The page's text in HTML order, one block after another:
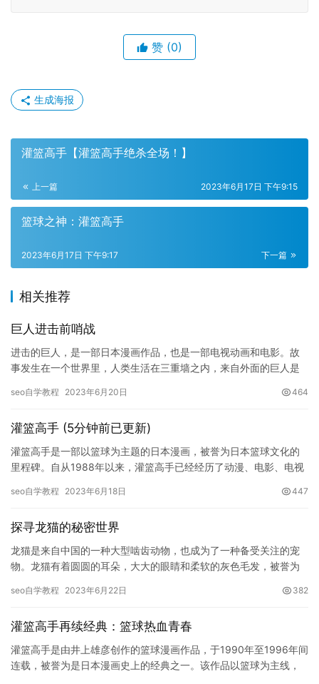
赞 (0)
生成海报
灌篮高手【灌篮高手绝杀全场！】
上一篇 2023年6月17日 下午9:15
篮球之神：灌篮高手
下一篇
2023年6月17日 下午9:17
相关推荐
巨人进击前哨战
进击的巨人，是一部日本漫画作品，也是一部电视动画和电影。故
事发生在一个世界里，人类生活在三重墙之内，来自外面的巨人是
眼目…
seo自学教程 2023年6月20日 464
灌篮高手 (5分钟前已更新)
灌篮高手是一部以篮球为主题的日本漫画，被誉为日本篮球文化的
里程碑。自从1988年以来，灌篮高手已经经历了动漫、电影、电视
作…
seo自学教程 2023年6月18日 447
探寻龙猫的秘密世界
龙猫是来自中国的一种大型啮齿动物，也成为了一种备受关注的宠
物。龙猫有着圆圆的耳朵，大大的眼睛和柔软的灰色毛发，被誉为
存…
seo自学教程 2023年6月22日 382
灌篮高手再续经典：篮球热血青春
灌篮高手是由井上雄彦创作的篮球漫画作品，于1990年至1996年间
连载，被誉为是日本漫画史上的经典之一。该作品以篮球为主线，